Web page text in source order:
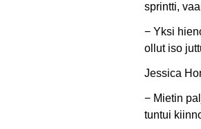
sprintti,
− Yksi
ollut iso
Jessica
− Mietin
tuntui